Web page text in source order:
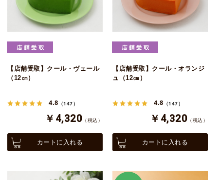
【店舗受取】クール・ヴェール
（12㎝）
4.8 （147）
￥4,320 （税込）
カートに入れる
【店舗受取】クール・オランジ
ュ（12㎝）
4.8 （147）
￥4,320 （税込）
カートに入れる